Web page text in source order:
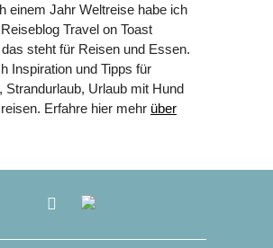
einem Jahr Weltreise habe ich
Travel on Toast
steht für Reisen und Essen.
Inspiration und Tipps für
Strandurlaub, Urlaub mit Hund
Erfahre hier mehr über